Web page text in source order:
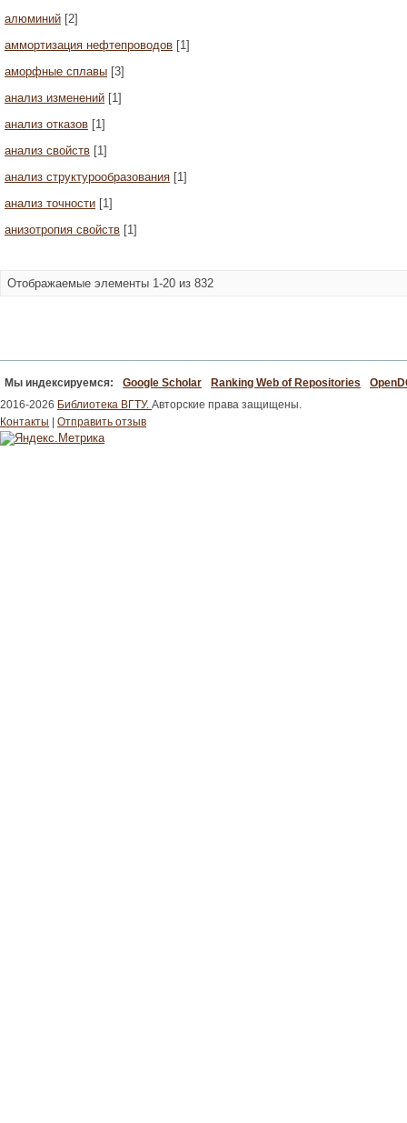
алюминий [2]
аммортизация нефтепроводов [1]
аморфные сплавы [3]
анализ изменений [1]
анализ отказов [1]
анализ свойств [1]
анализ структурообразования [1]
анализ точности [1]
анизотропия свойств [1]
Отображаемые элементы 1-20 из 832
Мы индексируемся: Google Scholar Ranking Web of Repositories
2016-2026 Библиотека ВГТУ. Авторские права защищены.
Контакты
Отправить отзыв